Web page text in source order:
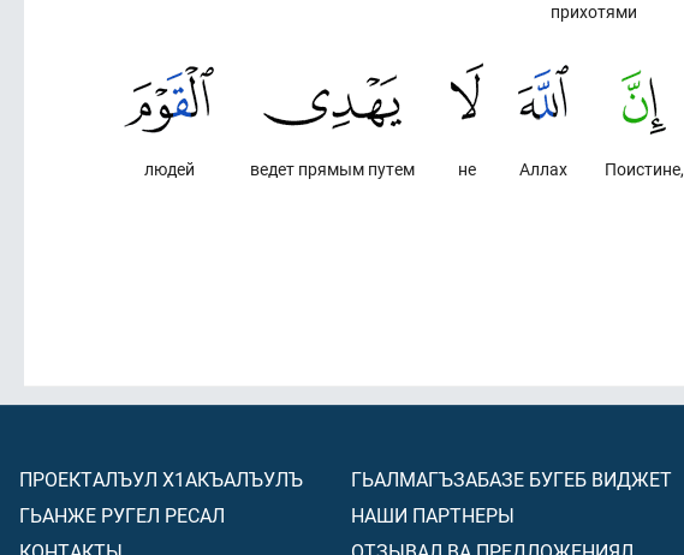
прихотями
Поистине,
Аллах
не
ведет прямым путем
людей
ПРОЕКТАЛЪУЛ Х1АКЪАЛЪУЛЪ
ГЬАНЖЕ РУГЕЛ РЕСАЛ
ГЬАЛМАГЪЗАБАЗЕ БУГЕБ ВИДЖЕТ
НАШИ ПАРТНЕРЫ